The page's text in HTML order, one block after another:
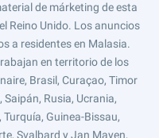
de márketing de esta
Reino Unido. Los anuncios
a residentes en Malasia.
en territorio de los
Brasil, Curaçao, Timor
Rusia, Ucrania,
Guinea-Bissau,
Svalbard y Jan Mayen,